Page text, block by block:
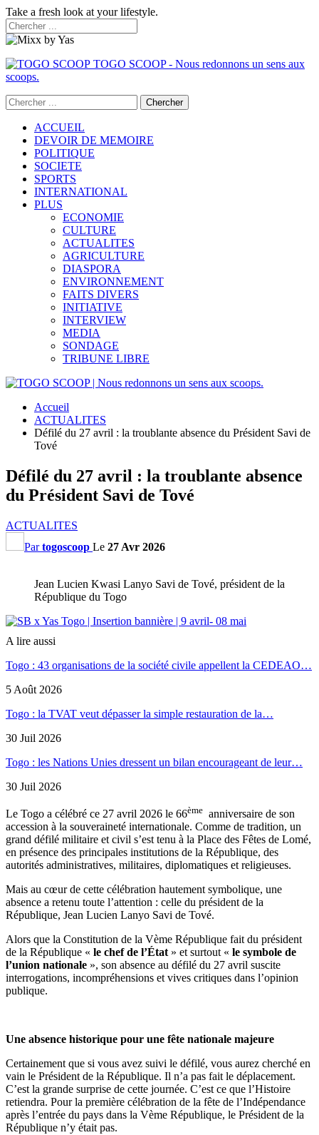
Take a fresh look at your lifestyle.
TOGO SCOOP - Nous redonnons un sens aux
scoops.
ACCUEIL
DEVOIR DE MEMOIRE
POLITIQUE
SOCIETE
SPORTS
INTERNATIONAL
PLUS
ECONOMIE
CULTURE
ACTUALITES
AGRICULTURE
DIASPORA
ENVIRONNEMENT
FAITS DIVERS
INITIATIVE
INTERVIEW
MEDIA
SONDAGE
TRIBUNE LIBRE
Accueil
ACTUALITES
Défilé du 27 avril : la troublante absence du Président Savi de
Tové
Défilé du 27 avril : la troublante absence
du Président Savi de Tové
ACTUALITES
Partogoscoop Le 27 Avr 2026
Jean Lucien Kwasi Lanyo Savi de Tové, président de la
République du Togo
A lire aussi
Togo : 43 organisations de la société civile appellent la CEDEAO…
5 Août 2026
Togo : la TVAT veut dépasser la simple restauration de la…
30 Juil 2026
Togo : les Nations Unies dressent un bilan encourageant de leur…
30 Juil 2026
Le Togo a célébré ce 27 avril 2026 le 66ème anniversaire de son
accession à la souveraineté internationale. Comme de tradition, un
grand défilé militaire et civil s’est tenu à la Place des Fêtes de Lomé,
en présence des principales institutions de la République, des
autorités administratives, militaires, diplomatiques et religieuses.
Mais au cœur de cette célébration hautement symbolique, une
absence a retenu toute l’attention : celle du président de la
République, Jean Lucien Lanyo Savi de Tové.
Alors que la Constitution de la Vème République fait du président
de la République « le chef de l’État » et surtout « le symbole de
l’union nationale », son absence au défilé du 27 avril suscite
interrogations, incompréhensions et vives critiques dans l’opinion
publique.
Une absence historique pour une fête nationale majeure
Certainement que si vous avez suivi le défilé, vous aurez cherché en
vain le Président de la République. Il n’a pas fait le déplacement.
C’est la grande surprise de cette journée. C’est ce que l’Histoire
retiendra. Pour la première célébration de la fête de l’Indépendance
après l’entrée du pays dans la Vème République, le Président de la
République n’y était pas.